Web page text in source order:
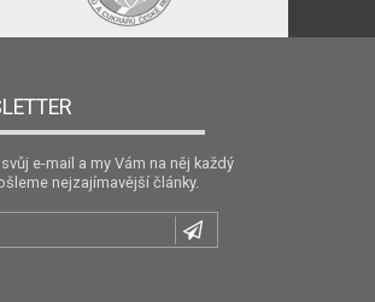
e-mail a my Vám na něj každý
nejzajímavější články.